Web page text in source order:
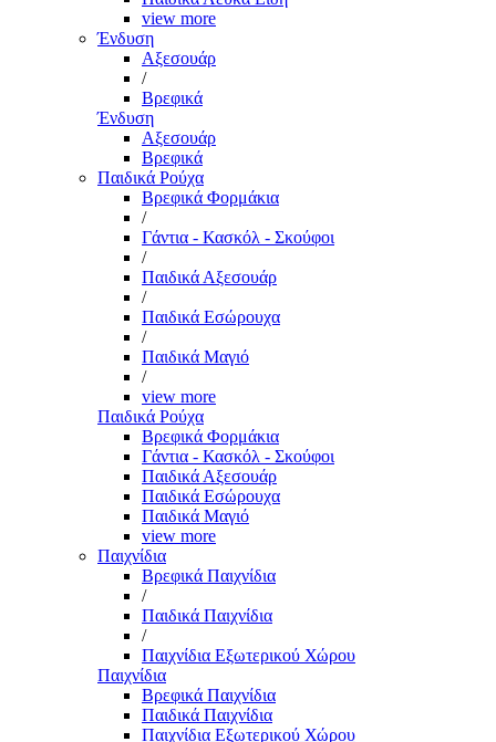
view more
Ένδυση
Αξεσουάρ
/
Βρεφικά
Ένδυση
Αξεσουάρ
Βρεφικά
Παιδικά Ρούχα
Βρεφικά Φορμάκια
/
Γάντια - Κασκόλ - Σκούφοι
/
Παιδικά Αξεσουάρ
/
Παιδικά Εσώρουχα
/
Παιδικά Μαγιό
/
view more
Παιδικά Ρούχα
Βρεφικά Φορμάκια
Γάντια - Κασκόλ - Σκούφοι
Παιδικά Αξεσουάρ
Παιδικά Εσώρουχα
Παιδικά Μαγιό
view more
Παιχνίδια
Βρεφικά Παιχνίδια
/
Παιδικά Παιχνίδια
/
Παιχνίδια Εξωτερικού Χώρου
Παιχνίδια
Βρεφικά Παιχνίδια
Παιδικά Παιχνίδια
Παιχνίδια Εξωτερικού Χώρου